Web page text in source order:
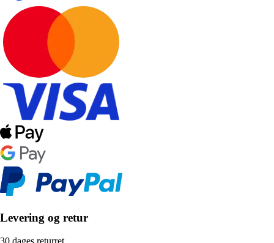
Levering og retur